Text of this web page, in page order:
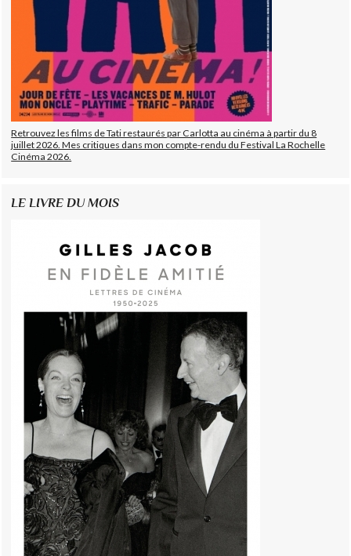
Retrouvez les films de Tati restaurés par Carlotta au cinéma à partir du 8
juillet 2026. Mes critiques dans mon compte-rendu du Festival La Rochelle
Cinéma 2026.
LE LIVRE DU MOIS